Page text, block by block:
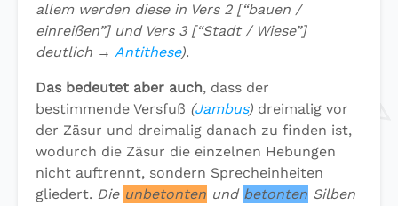
allem werden diese in Vers 2 [“bauen /
einreißen”] und Vers 3 [“Stadt / Wiese”]
deutlich → Antithese).
Das bedeutet aber auch, dass der
bestimmende Versfuß (Jambus) dreimalig vor
der Zäsur und dreimalig danach zu finden ist,
wodurch die Zäsur die einzelnen Hebungen
nicht auftrennt, sondern Sprecheinheiten
gliedert. Die unbetonten und betonten Silben